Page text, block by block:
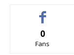
0
Fans